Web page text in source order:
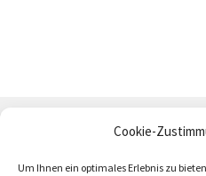
Cookie-
Um Ihnen ein optimales Erlebnis zu